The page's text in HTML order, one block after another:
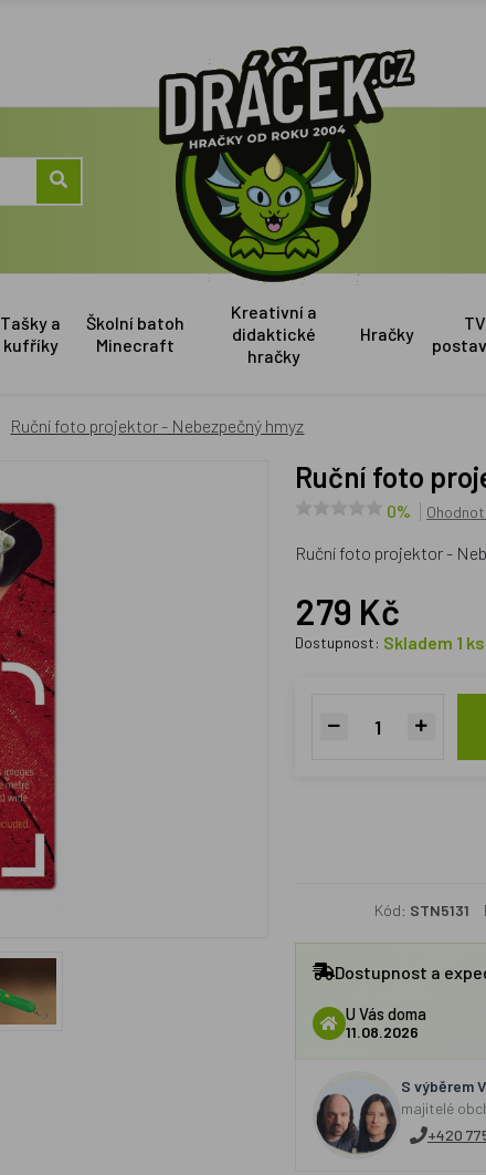
Tašky a
kufříky
Školní batoh
Minecraft
Kreativní a
didaktické
hračky
Hračky
TV
Ruční foto projektor - Nebezpečný hmyz
Ruční foto
0%
Ruční foto projektor -
279 Kč
Dostupnost: Skladem 1 ks
Kód: STN5131
Dostupnost a
U Vás doma
11.08.2026
S výběrem
majitelé
+420